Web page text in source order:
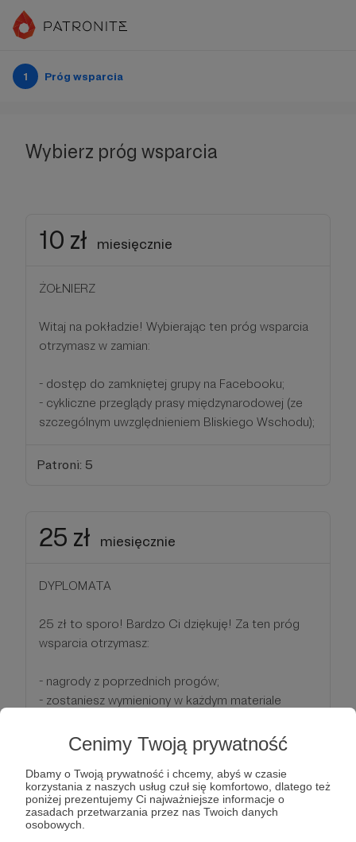
Cenimy Twoją prywatność
Dbamy o Twoją prywatność i chcemy, abyś w czasie
korzystania z naszych usług czuł się komfortowo, dlatego też
poniżej prezentujemy Ci najważniejsze informacje o
zasadach przetwarzania przez nas Twoich danych
osobowych.
1 Próg wsparcia
Wybierz próg wsparcia
10 zł miesięcznie
ŻOŁNIERZ
Witaj na pokładzie! Wybierając ten próg wsparcia
otrzymasz w zamian:
- dostęp do zamkniętej grupy na Facebooku;
- cykliczne przeglądy prasy międzynarodowej (ze
szczególnym uwzględnieniem Bliskiego Wschodu);
Patroni: 5
25 zł miesięcznie
DYPLOMATA
25 zł to sporo! Bardzo Ci dziękuję! Za ten próg
wsparcia otrzymasz:
- nagrody z poprzednich progów;
- zostaniesz wymieniony w każdym materiale
- uczestnictwo w seriach pytań i odpowiedzi
Patroni: 1